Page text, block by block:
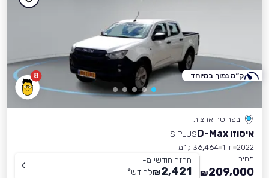
8
בפריסה ארצית
איסוזו D-Max
S PLUS
2022 יד 1
36,464 ק״מ
מחיר
209,000
₪
החזר חודשי מ-
2,421
₪לחודש*
ק״מ נמוך במיוחד